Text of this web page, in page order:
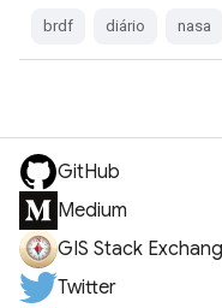
brdf diário nasa
GitHub
Medium
GIS Stack
Twitter